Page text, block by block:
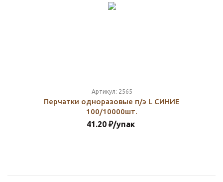
Артикул: 2565
Перчатки одноразовые п/э L СИНИЕ
100/10000шт.
41.20 ₽/упак